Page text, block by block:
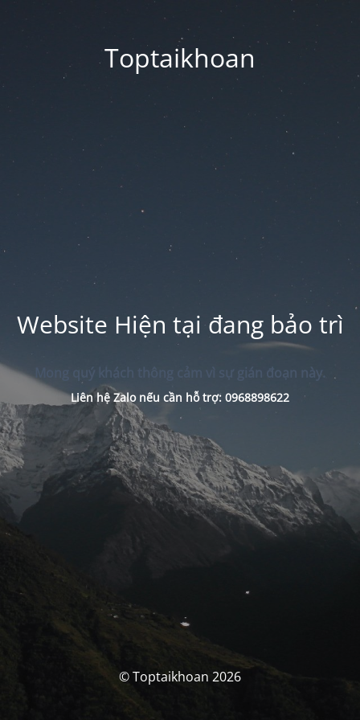
Toptaikhoan
Website Hiện tại đang bảo trì
Mong quý khách thông cảm vì sự gián đoạn này.
Liên hệ Zalo nếu cần hỗ trợ: 0968898622
© Toptaikhoan 2026